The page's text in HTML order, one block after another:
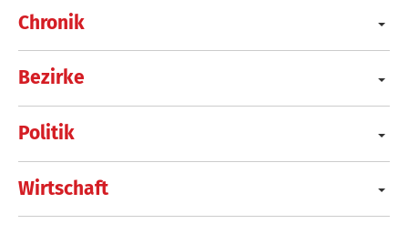
Chronik
Bezirke
Politik
Wirtschaft